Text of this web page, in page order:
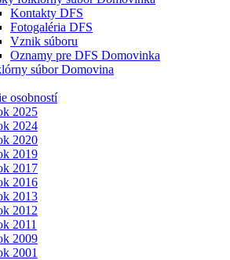
Kontakty DFS
Fotogaléria DFS
Vznik súboru
Oznamy pre DFS Domovinka
súbor Domovina
osobností
2025
2024
2020
2019
2017
2016
2013
2012
2011
2009
2001